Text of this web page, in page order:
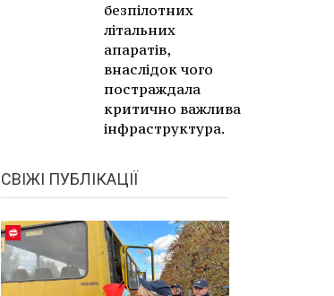
безпілотних
літальних
апаратів,
внаслідок чого
постраждала
критично важлива
інфраструктура.
СВІЖІ ПУБЛІКАЦІЇ